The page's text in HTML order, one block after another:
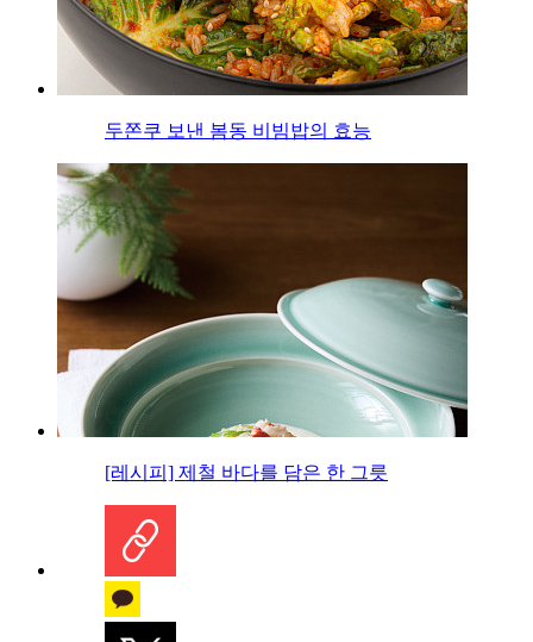
두쫀쿠 보낸 봄동 비빔밥의 효능
[레시피] 제철 바다를 담은 한 그릇